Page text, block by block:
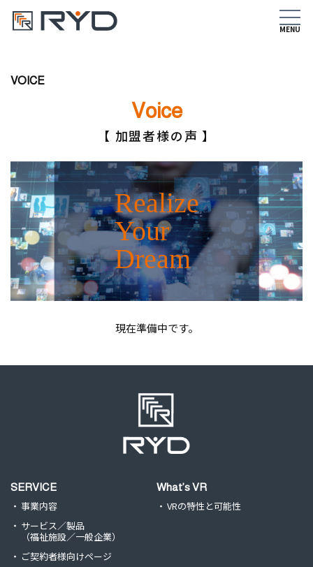
VOICE
Voice
加盟者様の声
Realize
Your
Dream
現在準備中です。
SERVICE
事業内容
サービス／製品
（福祉施設／一般企業）
ご契約者様向けページ
What’s VR
VRの特性と可能性